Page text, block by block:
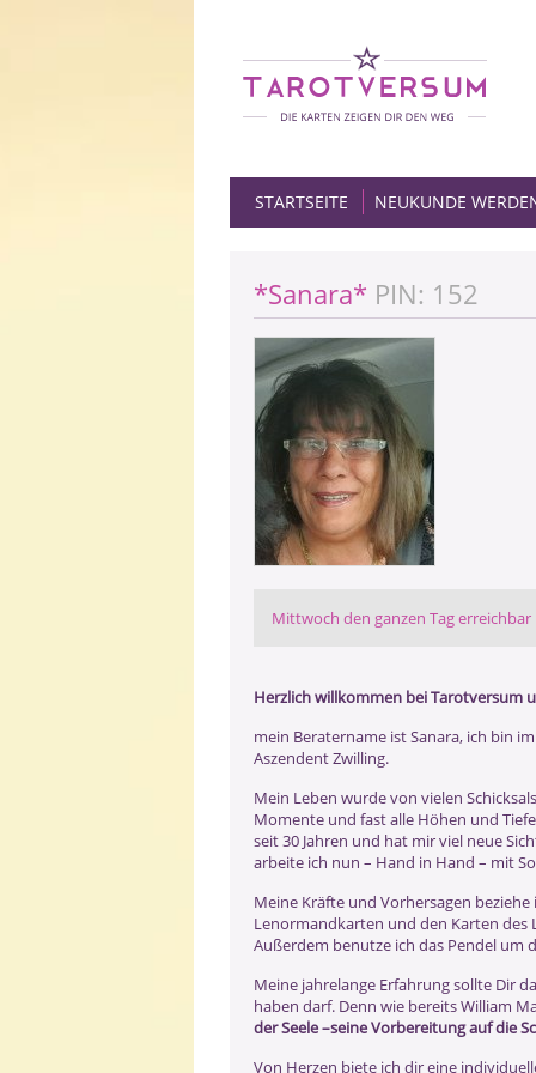
STARTSEITE NEUKUNDE
*Sanara* PIN: 152
Mittwoch den ganzen Tag erreichbar
Herzlich willkommen bei Tarotversum
mein Beratername ist Sanara, ich bin
Aszendent Zwilling.
Mein Leben wurde von vielen
Momente und fast alle Höhen und
seit 30 Jahren und hat mir viel neue
arbeite ich nun – Hand in Hand – mit
Meine Kräfte und Vorhersagen
Lenormandkarten und den Karten des
Außerdem benutze ich das Pendel
Meine jahrelange Erfahrung sollte Dir
haben darf. Denn wie bereits William
der Seele –seine Vorbereitung auf die
Von Herzen biete ich dir eine